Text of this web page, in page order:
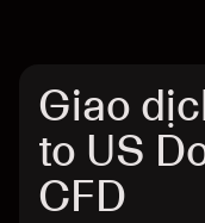
Giao
to US
CFD